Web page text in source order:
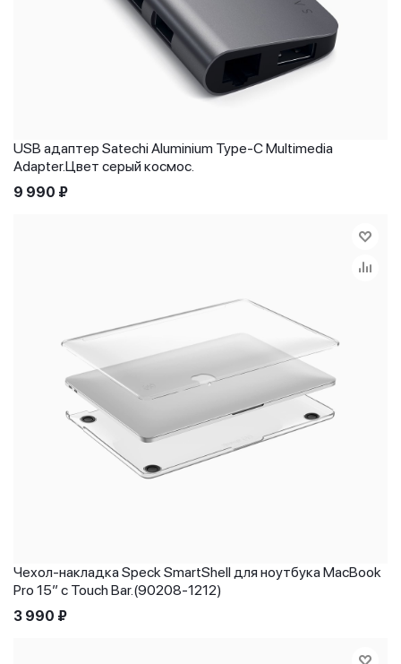
USB адаптер Satechi Aluminium Type-C Multimedia
Adapter.Цвет серый космос.
9 990 ₽
Чехол-накладка Speck SmartShell для ноутбука MacBook
Pro 15” с Touch Bar.(90208-1212)
3 990 ₽